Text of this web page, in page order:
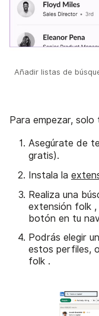
Añadir listas de
Para empezar, solo
Asegúrate de
gratis).
Instala la
Realiza una
extensión folk ,
botón en tu
Podrás elegir
estos perfiles,
folk .